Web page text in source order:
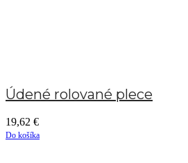
Údené rolované plece
19,62 €
Do košíka